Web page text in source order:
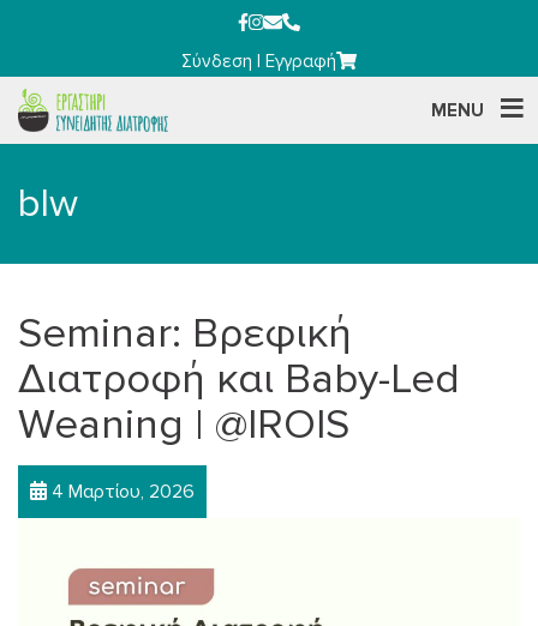
Σύνδεση |Εγγραφή
MENU
blw
Seminar: Βρεφική
Διατροφή και Baby-Led
Weaning | @IROIS
4 Μαρτίου, 2026